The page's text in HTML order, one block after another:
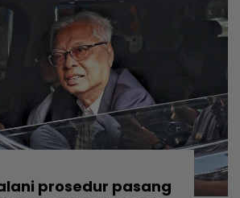
prosedur pasang